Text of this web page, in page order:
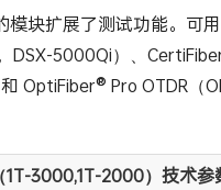
块扩展了测试功能。可
5000Qi）、
OptiFiber® Pro OTDR（
3000,1T-2000）技术参